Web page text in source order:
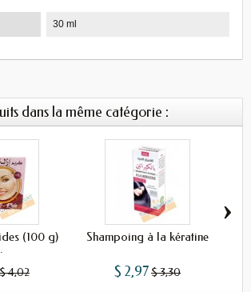
30 ml
dans la même catégorie :
(100 g)
$ 4,02
Shampoing à la kératine
$ 2,97$ 3,30
›